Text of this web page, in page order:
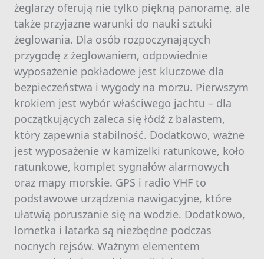
żeglarzy oferują nie tylko piękną panoramę, ale
także przyjazne warunki do nauki sztuki
żeglowania. Dla osób rozpoczynających
przygodę z żeglowaniem, odpowiednie
wyposażenie pokładowe jest kluczowe dla
bezpieczeństwa i wygody na morzu. Pierwszym
krokiem jest wybór właściwego jachtu – dla
początkujących zaleca się łódź z balastem,
który zapewnia stabilność. Dodatkowo, ważne
jest wyposażenie w kamizelki ratunkowe, koło
ratunkowe, komplet sygnałów alarmowych
oraz mapy morskie. GPS i radio VHF to
podstawowe urządzenia nawigacyjne, które
ułatwią poruszanie się na wodzie. Dodatkowo,
lornetka i latarka są niezbędne podczas
nocnych rejsów. Ważnym elementem